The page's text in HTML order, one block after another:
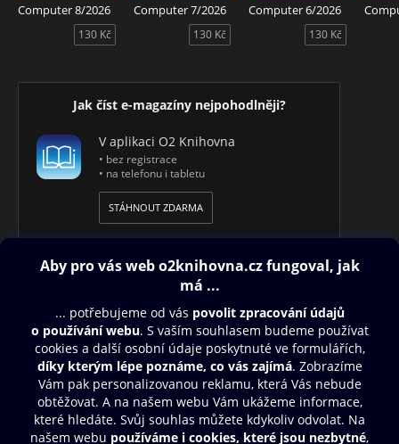
Computer 8/2026
130 Kč
Computer 7/2026
130 Kč
Computer 6/2026
130 Kč
Jak číst e-magazíny nejpohodlněji?
V aplikaci O2 Knihovna
• bez registrace
• na telefonu i tabletu
STÁHNOUT ZDARMA
Obsah ke stažení
Moje O2 Knihovna
Další zábava